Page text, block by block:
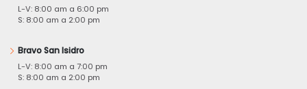
L-V: 8:00 am a 6:00 pm
S: 8:00 am a 2:00 pm
Bravo San Isidro
L-V: 8:00 am a 7:00 pm
S: 8:00 am a 2:00 pm